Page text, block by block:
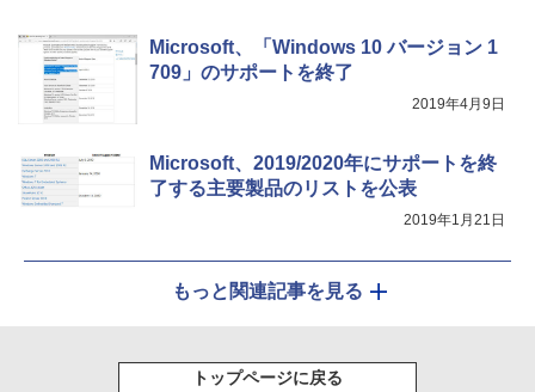
Microsoft、「Windows 10 バージョン 1
709」のサポートを終了
2019年4月9日
Microsoft、2019/2020年にサポートを終
了する主要製品のリストを公表
2019年1月21日
もっと関連記事を見る
トップページに戻る